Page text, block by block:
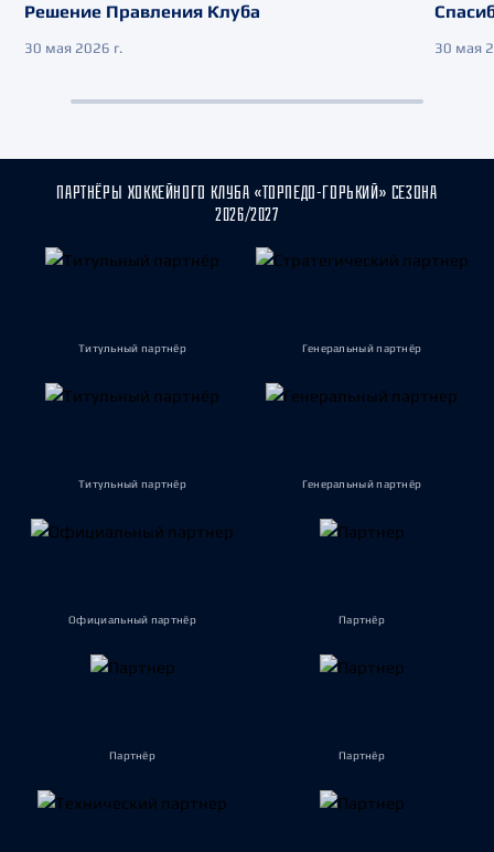
Решение Правления Клуба
30 мая 2026 г. 30 мая
ПАРТНЁРЫ ХОККЕЙНОГО КЛУБА «ТОРПЕДО-ГОРЬКИЙ» СЕЗОНА
2026/2027
Титульный партнёр Генеральный партнёр
Титульный партнёр Генеральный партнёр
Официальный партнёр Партнёр
Партнёр Партнёр